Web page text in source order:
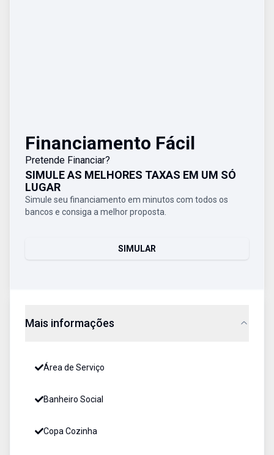
Financiamento Fácil
Pretende Financiar?
SIMULE AS MELHORES TAXAS EM UM SÓ
LUGAR
Simule seu financiamento em minutos com todos os
bancos e consiga a melhor proposta.
SIMULAR
Mais informações
Área de Serviço
Banheiro Social
Copa Cozinha